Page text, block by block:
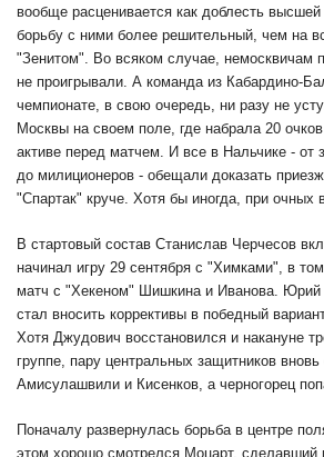
вообще расценивается как доблесть
борьбу с ними более решительный, чем на
"Зенитом". Во всяком случае, немосквичам
не проигрывали. А команда из Кабардино-
чемпионате, в свою очередь, ни разу не
Москвы на своем поле, где набрала 20
активе перед матчем. И все в Нальчике - от
до милиционеров - обещали доказать
"Спартак" круче. Хотя бы иногда, при очных
В стартовый состав Станислав Черчесов
начинал игру 29 сентября с "Химками", в
матч с "Хекеном" Шишкина и Иванова. Юрий
стал вносить коррективы в победный
Хотя Джудович восстановился и накануне
группе, пару центральных защитников вновь
Амисулашвили и Кисенков, а черногорец
Поначалу развернулась борьба в центре
этом хорошо смотрелся Моцарт, сделавший